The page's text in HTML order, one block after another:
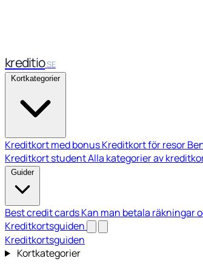
kreditioSE
Kortkategorier
Kreditkort med bonusKreditkort för resor
Kreditkort studentAlla kategorier av
Guider
Best credit cardsKan man betala räkningar
Kreditkortsguiden
Kreditkortsguiden
Kortkategorier